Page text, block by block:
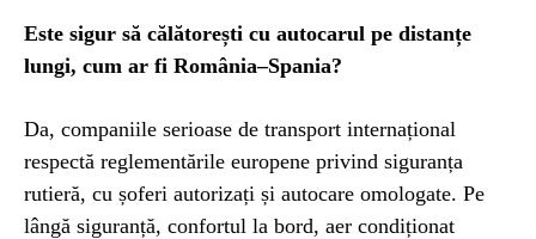
Este sigur să călătorești cu autocarul pe distanțe
lungi, cum ar fi România–Spania?
Da, companiile serioase de transport internațional
respectă reglementările europene privind siguranța
rutieră, cu șoferi autorizați și autocare omologate. Pe
lângă siguranță, confortul la bord, aer condiționat